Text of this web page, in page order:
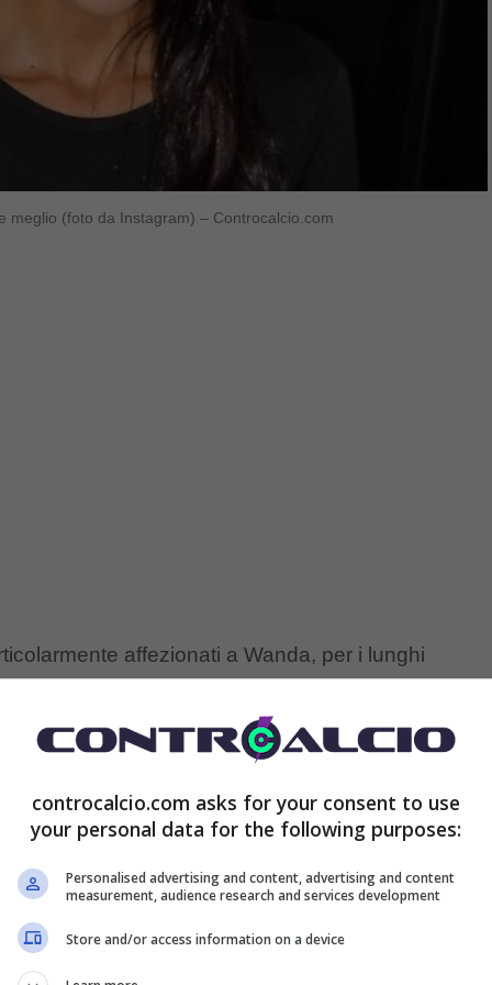
meglio (foto da Instagram) – Controcalcio.com
affezionati a Wanda, per i lunghi
sugli schermi diBallando con le stelle. A
fatta conoscere, raccogliendo consensi.
è ugualmente una celebrità dei social, con
suInstagram. La sua è una presenza che
in Argentina dove è una stella di prima
controcalcio.com asks for your consent to use
your personal data for the following purposes:
Personalised advertising and content, advertising and content
measurement, audience research and services development
Store and/or access information on a device